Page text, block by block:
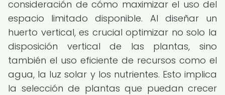
consideración de cómo maximizar el uso del
espacio limitado disponible. Al diseñar un
huerto vertical, es crucial optimizar no solo la
disposición vertical de las plantas, sino
también el uso eficiente de recursos como el
agua, la luz solar y los nutrientes. Esto implica
la selección de plantas que puedan crecer